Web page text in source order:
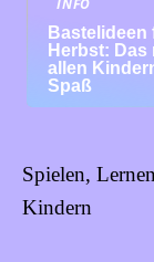
INFO
Bastelideen
Herbst: Das
allen
Spaß
Spielen,
Kindern